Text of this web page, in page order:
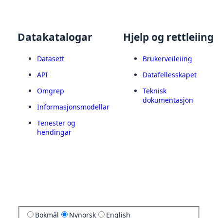
Datakatalogar
Datasett
API
Omgrep
Informasjonsmodellar
Tenester og
hendingar
Hjelp og rettleiing
Brukerveileiing
Datafellesskapet
Teknisk
dokumentasjon
Bokmål Nynorsk English